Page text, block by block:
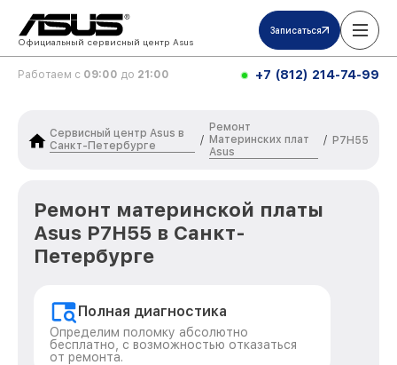
Официальный сервисный центр Asus
Записаться
Работаем с 09:00 до 21:00 +7 (812) 214-74-99
Сервисный центр Asus в
Санкт-Петербурге
/
Ремонт
Материнских плат
Asus
/ P7H55
Ремонт материнской платы
Asus P7H55 в Санкт-
Петербурге
Полная диагностика
Определим поломку абсолютно
бесплатно, с возможностью отказаться
от ремонта.